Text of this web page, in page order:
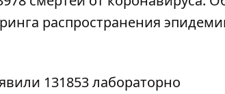
распространения
131853 лабораторно